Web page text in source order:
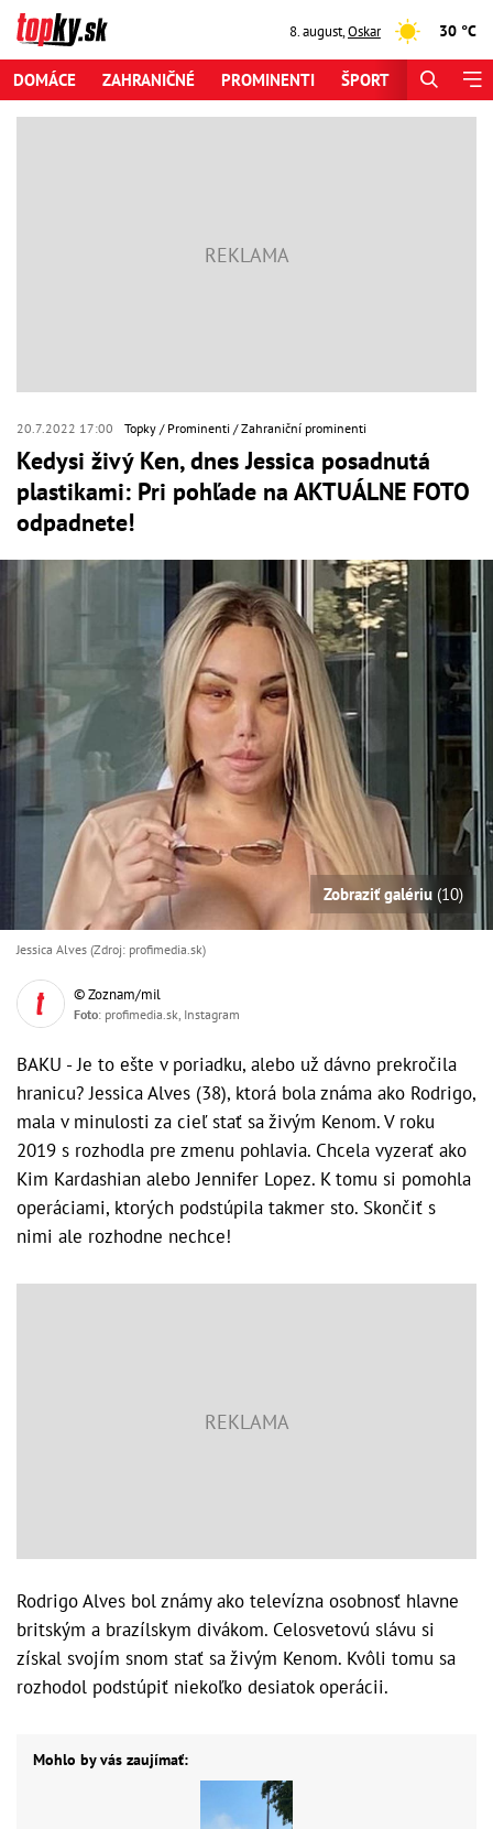
8. august,Oskar 30 °C
DOMÁCE ZAHRANIČNÉ PROMINENTI ŠPORT
20.7.2022 17:00 Topky Prominenti Zahraniční prominenti
Kedysi živý Ken, dnes Jessica posadnutá
plastikami: Pri pohľade na AKTUÁLNE FOTO
odpadnete!
Zobraziť galériu (10)
Jessica Alves (Zdroj: profimedia.sk)
© Zoznam/mil
Foto: profimedia.sk, Instagram
BAKU - Je to ešte v poriadku, alebo už dávno prekročila
hranicu? Jessica Alves (38), ktorá bola známa ako Rodrigo,
mala v minulosti za cieľ stať sa živým Kenom. V roku
2019 s rozhodla pre zmenu pohlavia. Chcela vyzerať ako
Kim Kardashian alebo Jennifer Lopez. K tomu si pomohla
operáciami, ktorých podstúpila takmer sto. Skončiť s
nimi ale rozhodne nechce!
Rodrigo Alves bol známy ako televízna osobnosť hlavne
britským a brazílskym divákom. Celosvetovú slávu si
získal svojím snom stať sa živým Kenom. Kvôli tomu sa
rozhodol podstúpiť niekoľko desiatok operácii.
Mohlo by vás zaujímať: